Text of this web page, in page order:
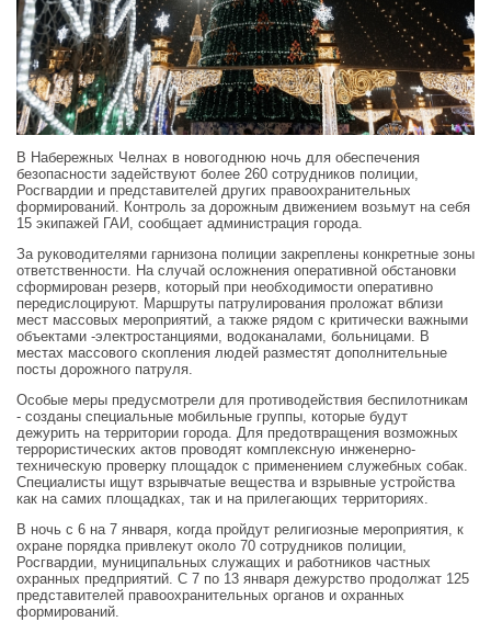
В Набережных Челнах в новогоднюю ночь для обеспечения
безопасности задействуют более 260 сотрудников полиции,
Росгвардии и представителей других правоохранительных
формирований. Контроль за дорожным движением возьмут на себя
15 экипажей ГАИ, сообщает администрация города.
За руководителями гарнизона полиции закреплены конкретные зоны
ответственности. На случай осложнения оперативной обстановки
сформирован резерв, который при необходимости оперативно
передислоцируют. Маршруты патрулирования проложат вблизи
мест массовых мероприятий, а также рядом с критически важными
объектами -электростанциями, водоканалами, больницами. В
местах массового скопления людей разместят дополнительные
посты дорожного патруля.
Особые меры предусмотрели для противодействия беспилотникам
- созданы специальные мобильные группы, которые будут
дежурить на территории города. Для предотвращения возможных
террористических актов проводят комплексную инженерно-
техническую проверку площадок с применением служебных собак.
Специалисты ищут взрывчатые вещества и взрывные устройства
как на самих площадках, так и на прилегающих территориях.
В ночь с 6 на 7 января, когда пройдут религиозные мероприятия, к
охране порядка привлекут около 70 сотрудников полиции,
Росгвардии, муниципальных служащих и работников частных
охранных предприятий. С 7 по 13 января дежурство продолжат 125
представителей правоохранительных органов и охранных
формирований.